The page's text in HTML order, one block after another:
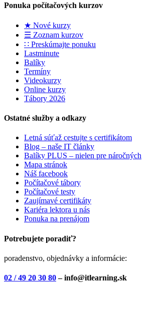
Ponuka počítačových kurzov
★ Nové kurzy
☰ Zoznam kurzov
∷ Preskúmajte ponuku
Lastminute
Balíky
Termíny
Videokurzy
Online kurzy
Tábory 2026
Ostatné služby a odkazy
Letná súťaž cestujte s certifikátom
Blog – naše IT články
Balíky PLUS – nielen pre náročných
Mapa stránok
Náš facebook
Počítačové tábory
Počítačové testy
Zaujímavé certifikáty
Kariéra lektora u nás
Ponuka na prenájom
Potrebujete poradiť?
poradenstvo, objednávky a informácie:
02 / 49 20 30 80– info@itlearning.sk